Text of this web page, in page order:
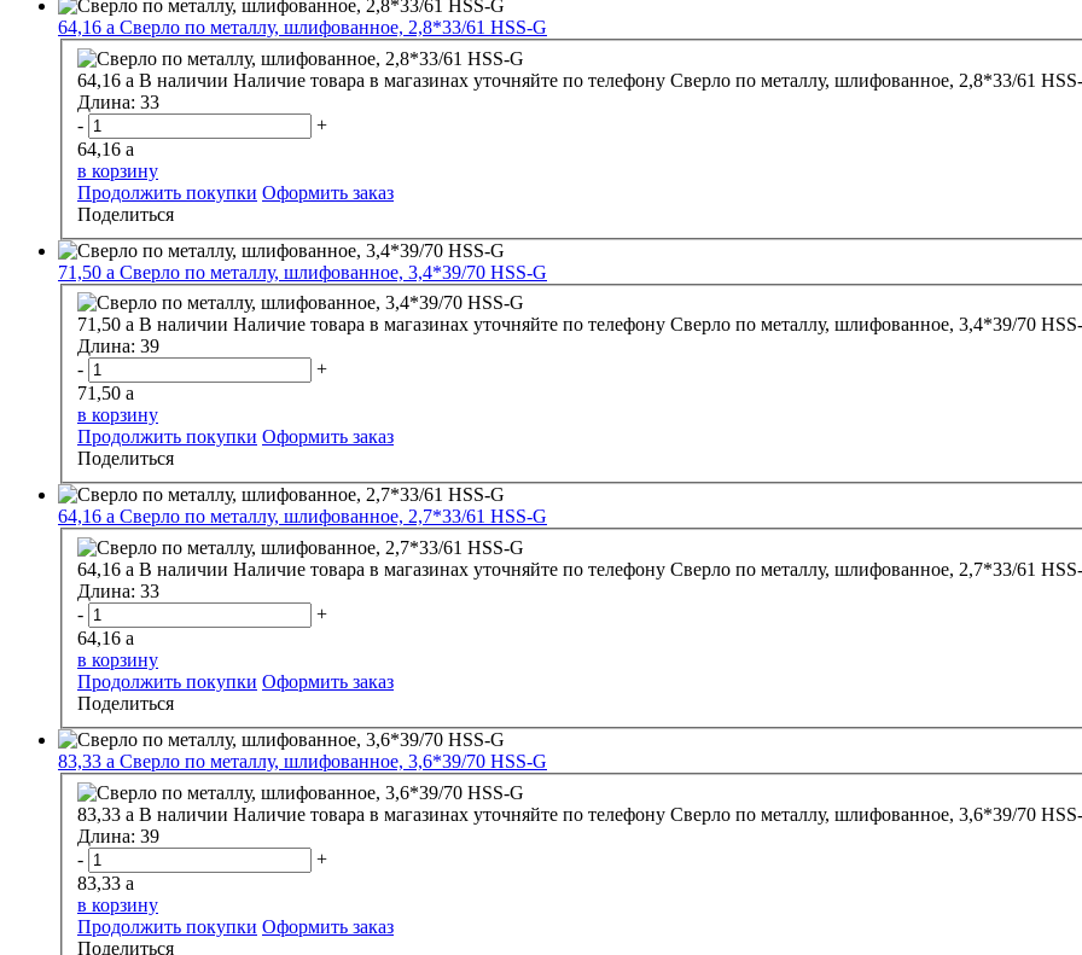
64,16 a Сверло по металлу, шлифованное, 2,8*33/61 HSS-G
64,16 a В наличии Наличие товара в магазинах уточняйте по телефону Сверло по металлу, шлифованное, 2,8*33/61
Длина: 33
-
+
64,16 a
в корзину
Продолжить покупки Оформить заказ
Поделиться
71,50 a Сверло по металлу, шлифованное, 3,4*39/70 HSS-G
71,50 a В наличии Наличие товара в магазинах уточняйте по телефону Сверло по металлу, шлифованное, 3,4*39/70
Длина: 39
-
+
71,50 a
в корзину
Продолжить покупки Оформить заказ
Поделиться
64,16 a Сверло по металлу, шлифованное, 2,7*33/61 HSS-G
64,16 a В наличии Наличие товара в магазинах уточняйте по телефону Сверло по металлу, шлифованное, 2,7*33/61
Длина: 33
-
+
64,16 a
в корзину
Продолжить покупки Оформить заказ
Поделиться
83,33 a Сверло по металлу, шлифованное, 3,6*39/70 HSS-G
83,33 a В наличии Наличие товара в магазинах уточняйте по телефону Сверло по металлу, шлифованное, 3,6*39/70
Длина: 39
-
+
83,33 a
в корзину
Продолжить покупки Оформить заказ
Поделиться